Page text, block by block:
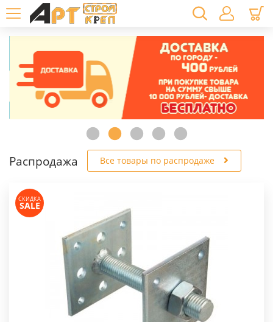
Распродажа Все товары по распродаже
СКИДКА
SALE